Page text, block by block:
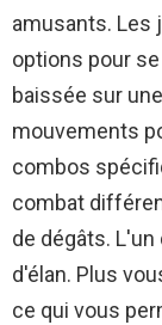
amusants. Les
options pour
baissée sur
mouvements
combos
combat
de dégâts.
d'élan. Plus
ce qui vous